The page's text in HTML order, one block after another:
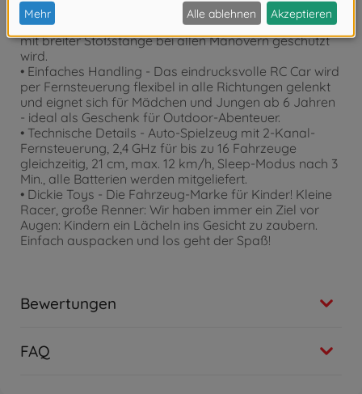
starke Bodenhaftung, während das ferngesteuerte
Spielzeugauto durch die orange-schwarze Karosserie
mit breiter Stoßstange bei allen Manövern geschützt
wird.
• Einfaches Handling - Das eindrucksvolle RC Car wird
per Fernsteuerung flexibel in alle Richtungen gelenkt
und eignet sich für Mädchen und Jungen ab 6 Jahren
- ideal als Geschenk für Outdoor-Abenteuer.
• Technische Details - Auto-Spielzeug mit 2-Kanal-
Fernsteuerung, 2,4 GHz für bis zu 16 Fahrzeuge
gleichzeitig, 21 cm, max. 12 km/h, Sleep-Modus nach 3
Min., alle Batterien werden mitgeliefert.
• Dickie Toys - Die Fahrzeug-Marke für Kinder! Kleine
Racer, große Renner: Wir haben immer ein Ziel vor
Augen: Kindern ein Lächeln ins Gesicht zu zaubern.
Einfach auspacken und los geht der Spaß!
Bewertungen
FAQ